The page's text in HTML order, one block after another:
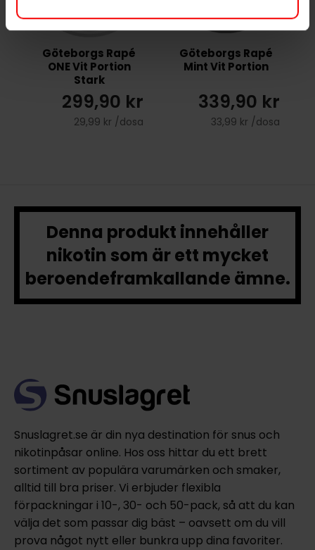
Göteborgs Rapé
ONE Vit Portion
Stark
299,90 kr
29,99 kr /dosa
Göteborgs Rapé
Mint Vit Portion
339,90 kr
33,99 kr /dosa
Denna produkt innehåller
nikotin som är ett mycket
beroendeframkallande ämne.
Snuslagret.se är din nya destination för snus och
nikotinpåsar online. Hos oss hittar du ett brett
sortiment av populära varumärken och smaker,
alltid till bra priser. Vi erbjuder flexibla
förpackningar i 10-, 30- och 50-pack, så att du kan
välja det som passar dig bäst – oavsett om du vill
prova något nytt eller bunkra upp dina favoriter.